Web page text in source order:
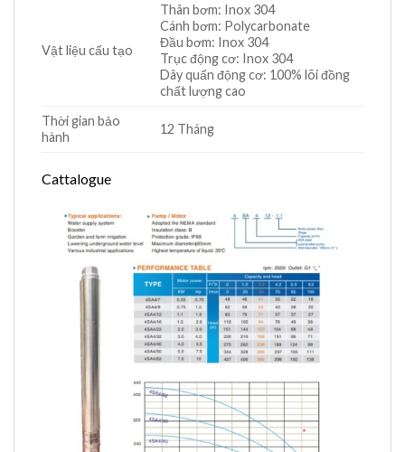
Vật liệu cấu tạo
Thân bơm: Inox 304
Cánh bơm: Polycarbonate
Đầu bơm: Inox 304
Trục động cơ: Inox 304
Dây quấn động cơ: 100% lõi đồng
chất lượng cao
Thời gian bảo
hành
12 Tháng
Cattalogue